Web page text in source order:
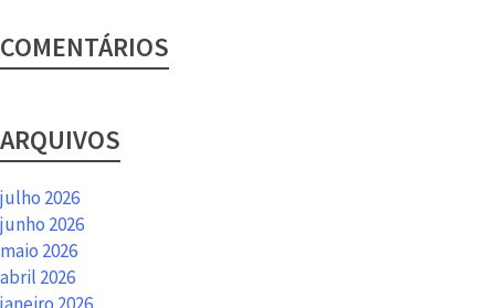
COMENTÁRIOS
ARQUIVOS
julho 2026
junho 2026
maio 2026
abril 2026